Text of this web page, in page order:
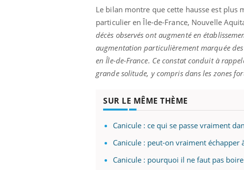
Le bilan montre que cette hausse est plus
particulier en Île-de-France, Nouvelle
décès observés ont augmenté en
augmentation particulièrement marquée
en Île-de-France. Ce constat conduit à
grande solitude, y compris dans les zones
SUR LE MÊME THÈME
Canicule : ce qui se passe vraiment
Canicule : peut-on vraiment échapper
Canicule : pourquoi il ne faut pas